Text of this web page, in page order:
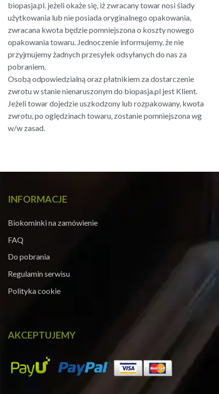
biopasja.pl. jeżeli okaże się, iż zwracany towar nosi ślady
użytkowania lub nie posiada oryginalnego opakowania,
zwracana kwota będzie pomniejszona o koszty nowego
opakowania towaru. Jednoczenie informujemy, że nie
przyjmujemy żadnych przesyłek odsyłanych do nas za
pobraniem.
Osobą odpowiedzialną oraz płatnikiem za dostarczenie
zwrotu w stanie nienaruszonym do biopasja.pl jest Klient.
Jeżeli towar dojedzie uszkodzony lub rozpakowany, kwota
zwrotu, po oględzinach towaru, zostanie pomniejszona wg
w/w zasad.
INFORMACJE
Biokominki na zamówienie
FAQ
Do pobrania
Regulamin serwisu
Polityka cookie
AKCEPTUJEMY